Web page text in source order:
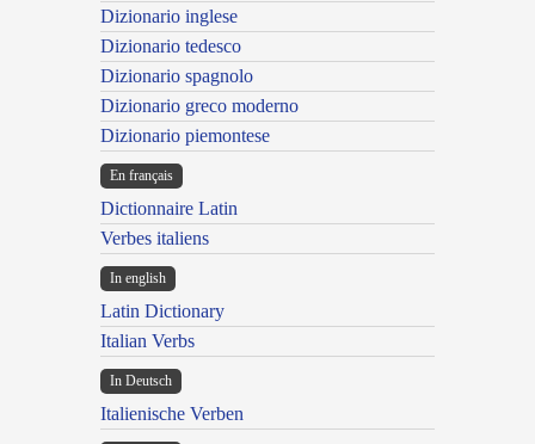
Dizionario inglese
Dizionario tedesco
Dizionario spagnolo
Dizionario greco moderno
Dizionario piemontese
En français
Dictionnaire Latin
Verbes italiens
In english
Latin Dictionary
Italian Verbs
In Deutsch
Italienische Verben